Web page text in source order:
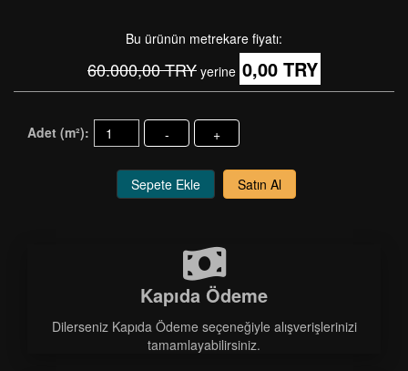
Bu ürünün metrekare fiyatı:
60.000,00 TRY yerine 0,00 TRY
Adet (m²): - +
Sepete Ekle Satın Al
Kapıda Ödeme
Dilerseniz Kapıda Ödeme seçeneğiyle alışverişlerinizi
tamamlayabilirsiniz.